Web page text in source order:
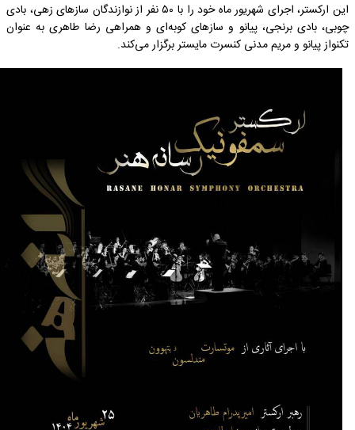
این ارکستر، اجرای شهریور ماه خود را با ۵۰ نفر از نوازندگان سازهای زهی، بادی
چوبی، بادی برنجی، پیانو و سازهای کوبه‌ای و همراهی رضا طاهری به عنوان
تکنواز پیانو و مریم مدنی کنسرت مایستر برگزار می‌کند.